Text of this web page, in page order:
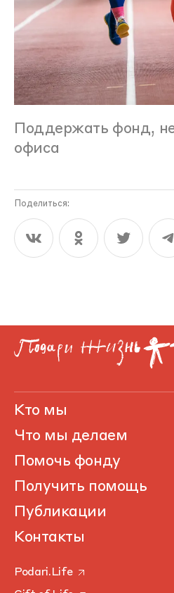
Поддержать фонд,
офиса
Поделиться:
Кто мы
Что мы делаем
Помочь фонду
Получить помощь
Публикации
Контакты
Podari.Life